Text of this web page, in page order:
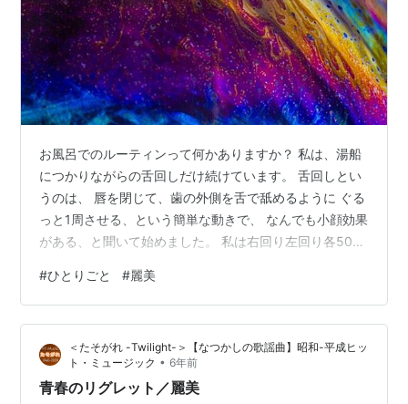
お風呂でのルーティンって何かありますか？ 私は、湯船
につかりながらの舌回しだけ続けています。 舌回しとい
うのは、 唇を閉じて、歯の外側を舌で舐めるように ぐる
っと1周させる、という簡単な動きで、 なんでも小顔効果
がある、と聞いて始めました。 私は右回り左回り各50回
れませんが、 やっているときとやらないときを比べる
と、 若干ちがう気がします。 私はなぜか、これをやると
き、 麗美の「星のクライマー」のことを考えています。
歌が頭の中で流れることもあるし、 歌詞のことを考える
こともあります。 麗美は、ご存知の方も多いと思います
が、 80~90年…
#ひとりごと #麗美
＜たそがれ -Twilight-＞【なつかしの歌謡曲】昭和-平成ヒッ
ト・ミュージック • 6年前
青春のリグレット／麗美